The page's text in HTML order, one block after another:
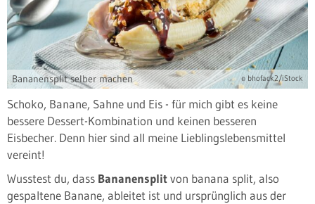
Bananensplit selber machen © bhofack2/iStock
Schoko, Banane, Sahne und Eis - für mich gibt es keine
bessere Dessert-Kombination und keinen besseren
Eisbecher. Denn hier sind all meine Lieblingslebensmittel
vereint!
Wusstest du, dass Bananensplitvon banana split, also
gespaltene Banane, ableitet ist und ursprünglich aus der